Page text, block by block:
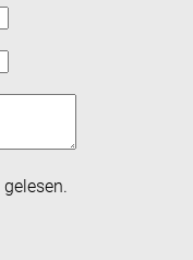
gelesen.